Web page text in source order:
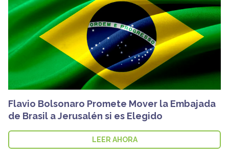
Flavio Bolsonaro Promete Mover la Embajada
de Brasil a Jerusalén si es Elegido
LEER AHORA